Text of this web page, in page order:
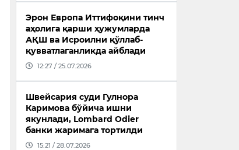
Эрон Европа Иттифоқини тинч
аҳолига қарши ҳужумларда
АҚШ ва Исроилни қўллаб-
қувватлаганликда айблади
12:27 / 25.07.2026
Швейсария суди Гулнора
Каримова бўйича ишни
якунлади, Lombard Odier
банки жаримага тортилди
15:21 / 28.07.2026